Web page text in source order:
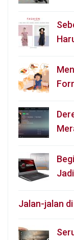
Jalan-jalan